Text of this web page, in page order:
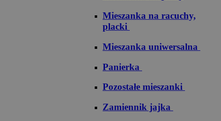
Mieszanka na racuchy,
placki
Mieszanka uniwersalna
Panierka
Pozostałe mieszanki
Zamiennik jajka